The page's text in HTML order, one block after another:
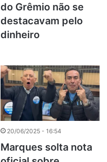
do Grêmio não se
destacavam pelo
dinheiro
20/06/2025 - 16:54
Marques solta nota